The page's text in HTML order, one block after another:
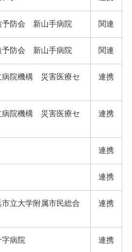
防会 新山手病院 関連
防会 新山手病院 関連
院機構 災害医療セ
連携
院機構 災害医療セ
連携
連携
連携
立大学附属市民総合
連携
病院 連携